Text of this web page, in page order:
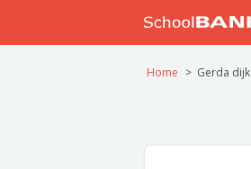
Home Gerda dijk